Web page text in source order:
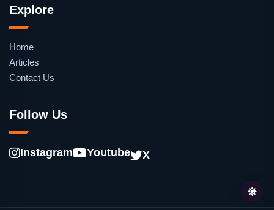
Explore
Home
Articles
Contact Us
Follow Us
Instagram Youtube X